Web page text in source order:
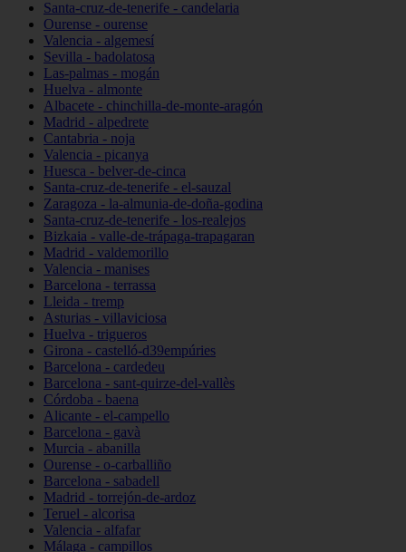
Santa-cruz-de-tenerife - candelaria
Ourense - ourense
Valencia - algemesí
Sevilla - badolatosa
Las-palmas - mogán
Huelva - almonte
Albacete - chinchilla-de-monte-aragón
Madrid - alpedrete
Cantabria - noja
Valencia - picanya
Huesca - belver-de-cinca
Santa-cruz-de-tenerife - el-sauzal
Zaragoza - la-almunia-de-doña-godina
Santa-cruz-de-tenerife - los-realejos
Bizkaia - valle-de-trápaga-trapagaran
Madrid - valdemorillo
Valencia - manises
Barcelona - terrassa
Lleida - tremp
Asturias - villaviciosa
Huelva - trigueros
Girona - castelló-d39empúries
Barcelona - cardedeu
Barcelona - sant-quirze-del-vallès
Córdoba - baena
Alicante - el-campello
Barcelona - gavà
Murcia - abanilla
Ourense - o-carballiño
Barcelona - sabadell
Madrid - torrejón-de-ardoz
Teruel - alcorisa
Valencia - alfafar
Málaga - campillos